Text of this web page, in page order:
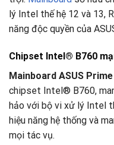
lý Intel thế hệ 12 và 13,
năng độc quyền của
Chipset Intel® B760
Mainboard ASUS
chipset Intel® B760,
hảo với bộ vi xử lý Intel
hiệu năng hệ thống và
mọi tác vụ.